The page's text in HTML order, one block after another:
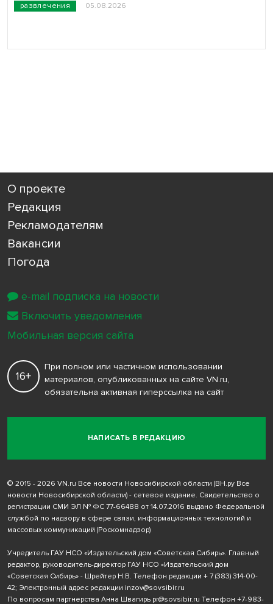
развлечения 05.08.2026
О проекте
Редакция
Рекламодателям
Вакансии
Погода
НАПИСАТЬ В РЕДАКЦИЮ
16+
При полном или частичном использовании
материалов, опубликованных на сайте VN.ru,
обязательна активная гиперссылка на сайт
© 2015 - 2026 VN.ru Все новости Новосибирской области (ВН.ру Все
новости Новосибирской области) - сетевое издание. Свидетельство о
регистрации СМИ ЭЛ № ФС 77-66488 от 14.07.2016 выдано Федеральной
службой по надзору в сфере связи, информационных технологий и
массовых коммуникаций (Роскомнадзор)
Учредитель ГАУ НСО «Издательский дом «Советская Сибирь». Главный
редактор, руководитель-директор ГАУ НСО «Издательский дом
«Советская Сибирь» - Шрейтер Н.В. Телефон редакции + 7 (383) 314-00-
42; Электронный адрес редакции inzov@sovsibir.ru
По вопросам партнерства Анна Швагирь pr@sovsibir.ru Телефон +7-983-
e-mail подписка на новости
Включить уведомления
Мобильная версия сайта